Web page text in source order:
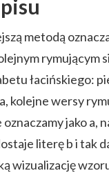
metodą
rymującym
łacińskiego:
kolejne wersy
jako a,
literę b i tak
wizualizację